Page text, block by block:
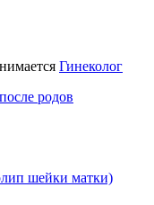
Гинеколог
родов
шейки матки)